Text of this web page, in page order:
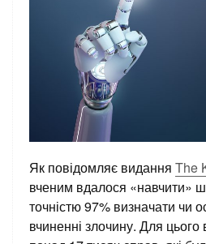
Як повідомляє видання The
вченим вдалося «навчити»
точністю 97% визначати чи
вчиненні злочину. Для цього